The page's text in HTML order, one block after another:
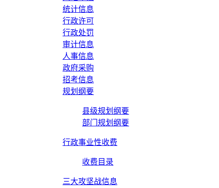
统计信息
行政许可
行政处罚
审计信息
人事信息
政府采购
招考信息
规划纲要
县级规划纲要
部门规划纲要
行政事业性收费
收费目录
三大攻坚战信息